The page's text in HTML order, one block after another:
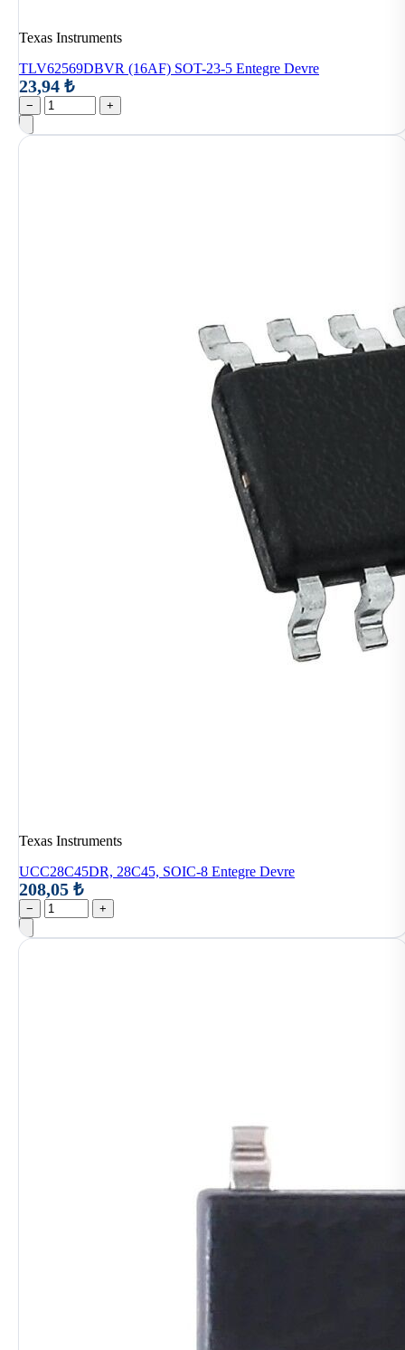
Texas Instruments
TLV62569DBVR (16AF) SOT-23-5 Entegre Devre
23,94 ₺
− +
Texas Instruments
UCC28C45DR, 28C45, SOIC-8 Entegre Devre
208,05 ₺
− +